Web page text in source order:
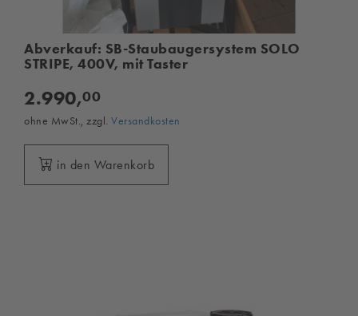
Abverkauf: SB-Staubaugersystem SOLO
STRIPE, 400V, mit Taster
2.990,00
ohne MwSt., zzgl. Versandkosten
in den Warenkorb